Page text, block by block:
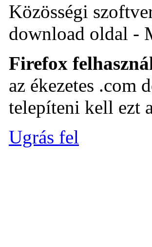
Közösségi
download oldal -
Firefox
az ékezetes .com
telepíteni kell ezt
Ugrás fel